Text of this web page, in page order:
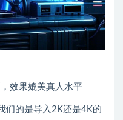
效果媲美真人水平
们的是导入2K还是4K的